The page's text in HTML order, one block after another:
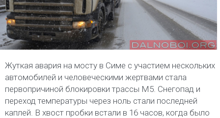
Жуткая авария на мосту в Симе с участием нескольких
автомобилей и человеческими жертвами стала
первопричиной блокировки трассы М5. Снегопад и
переход температуры через ноль стали последней
каплей. В хвост пробки встали в 16 часов, когда было